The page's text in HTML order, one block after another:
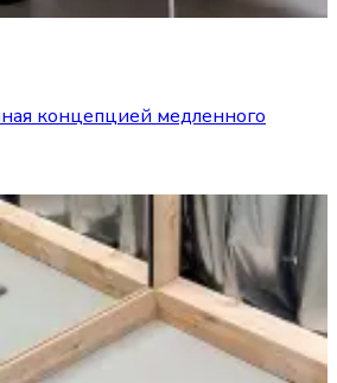
концепцией медленного